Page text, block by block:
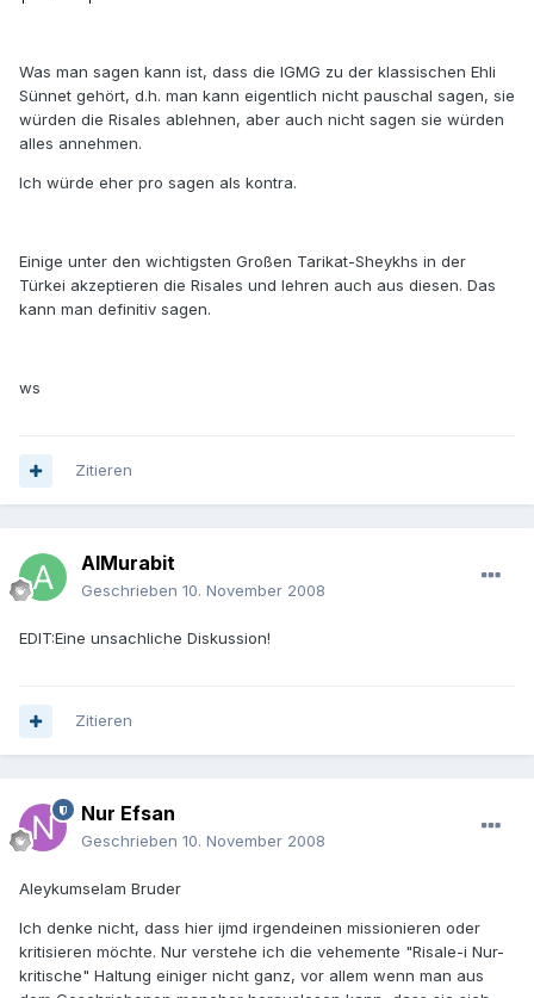
Was man sagen kann ist, dass die IGMG zu der klassischen Ehli
Sünnet gehört, d.h. man kann eigentlich nicht pauschal sagen, sie
würden die Risales ablehnen, aber auch nicht sagen sie würden
alles annehmen.
Ich würde eher pro sagen als kontra.
Einige unter den wichtigsten Großen Tarikat-Sheykhs in der
Türkei akzeptieren die Risales und lehren auch aus diesen. Das
kann man definitiv sagen.
ws
Zitieren
AlMurabit
Geschrieben 10. November 2008
EDIT:Eine unsachliche Diskussion!
Zitieren
Nur Efsan
Geschrieben 10. November 2008
Aleykumselam Bruder
Ich denke nicht, dass hier ijmd irgendeinen missionieren oder
kritisieren möchte. Nur verstehe ich die vehemente "Risale-i Nur-
kritische" Haltung einiger nicht ganz, vor allem wenn man aus